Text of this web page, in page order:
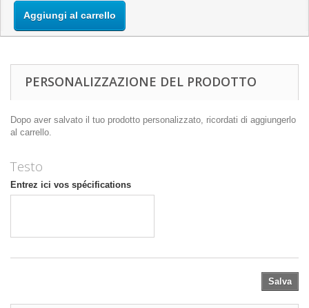
Aggiungi al carrello
PERSONALIZZAZIONE DEL PRODOTTO
Dopo aver salvato il tuo prodotto personalizzato, ricordati di aggiungerlo
al carrello.
Testo
Entrez ici vos spécifications
Salva